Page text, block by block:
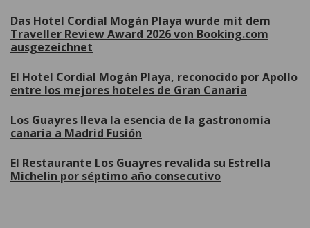
Das Hotel Cordial Mogán Playa wurde mit dem
Traveller Review Award 2026 von Booking.com
ausgezeichnet
El Hotel Cordial Mogán Playa, reconocido por Apollo
entre los mejores hoteles de Gran Canaria
Los Guayres lleva la esencia de la gastronomía
canaria a Madrid Fusión
El Restaurante Los Guayres revalida su Estrella
Michelin por séptimo año consecutivo